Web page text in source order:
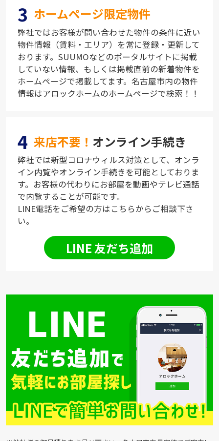
3 ホームページ限定物件
弊社ではお客様が問い合わせた物件の条件に近い
物件情報（賃料・エリア）を常に登録・更新して
おります。SUUMOなどのポータルサイトに掲載
していない情報、もしくは掲載直前の新着物件を
ホームページで掲載してます。名古屋市内の物件
情報はアロックホームのホームページで検索！！
4 来店不要！ オンライン手続き
弊社では新型コロナウィルス対策として、オンラ
イン内覧やオンライン手続きを可能としておりま
す。お客様の代わりにお部屋を動画やテレビ通話
で内覧することが可能です。
LINE電話をご希望の方はこちらからご相談下さ
い。
LINE 友だち追加